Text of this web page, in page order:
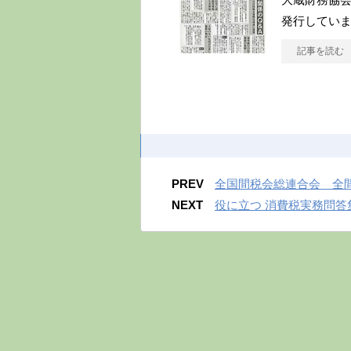
発行してい
記事を読む
PREV
全国間税会総連合会 全
NEXT
役に立つ 消費税実務問答